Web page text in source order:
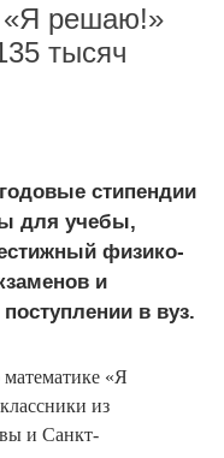
«Я решаю!»
тысяч
стипендии
для учебы,
физико-
и
в вуз.
«Я
из
и Санкт-